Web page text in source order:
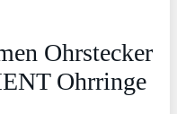
Ohrstecker
Ohrringe